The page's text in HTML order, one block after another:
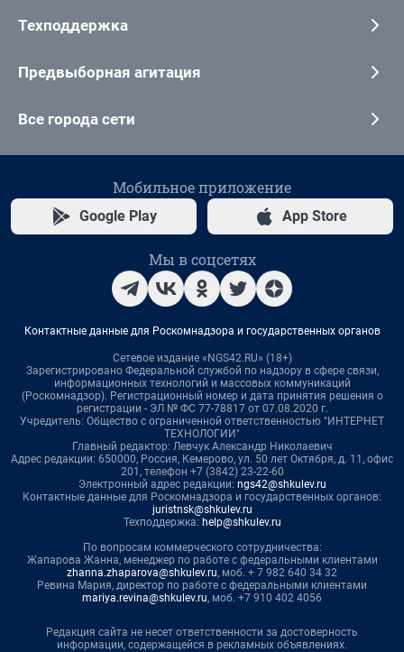
Техподдержка
Предвыборная агитация
Все города сети
Мобильное приложение
Google Play App Store
Мы в соцсетях
Контактные данные для Роскомнадзора и государственных органов
Сетевое издание «NGS42.RU» (18+)
Зарегистрировано Федеральной службой по надзору в сфере связи,
информационных технологий и массовых коммуникаций
(Роскомнадзор). Регистрационный номер и дата принятия решения о
регистрации - ЭЛ № ФС 77-78817 от 07.08.2020 г.
Учредитель: Общество с ограниченной ответственностью "ИНТЕРНЕТ
ТЕХНОЛОГИИ"
Главный редактор: Левчук Александр Николаевич
Адрес редакции: 650000, Россия, Кемерово, ул. 50 лет Октября, д. 11, офис
201, телефон +7 (3842) 23-22-60
Электронный адрес редакции: ngs42@shkulev.ru
Контактные данные для Роскомнадзора и государственных органов:
juristnsk@shkulev.ru
Техподдержка: help@shkulev.ru
По вопросам коммерческого сотрудничества:
Жапарова Жанна, менеджер по работе с федеральными клиентами
zhanna.zhaparova@shkulev.ru, моб. + 7 982 640 34 32
Ревина Мария, директор по работе с федеральными клиентами
mariya.revina@shkulev.ru, моб. +7 910 402 4056
Редакция сайта не несет ответственности за достоверность
информации, содержащейся в рекламных объявлениях.